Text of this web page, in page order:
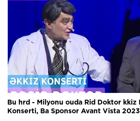
Bu hrd - Milyonu ouda Rid Doktor kkiz
Konserti, Ba Sponsor Avant Vista 2023